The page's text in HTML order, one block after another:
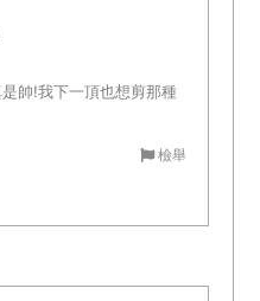
帥!我下一頂也想剪那種
檢舉